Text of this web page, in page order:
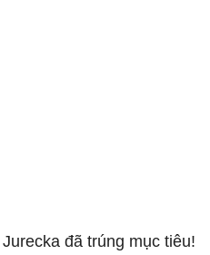
đã trúng mục tiêu!